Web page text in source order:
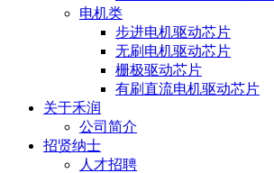
电机类
步进电机驱动芯片
无刷电机驱动芯片
栅极驱动芯片
有刷直流电机驱动芯片
关于禾润
公司简介
招贤纳士
人才招聘